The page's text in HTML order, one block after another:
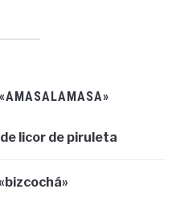
licor de piruleta